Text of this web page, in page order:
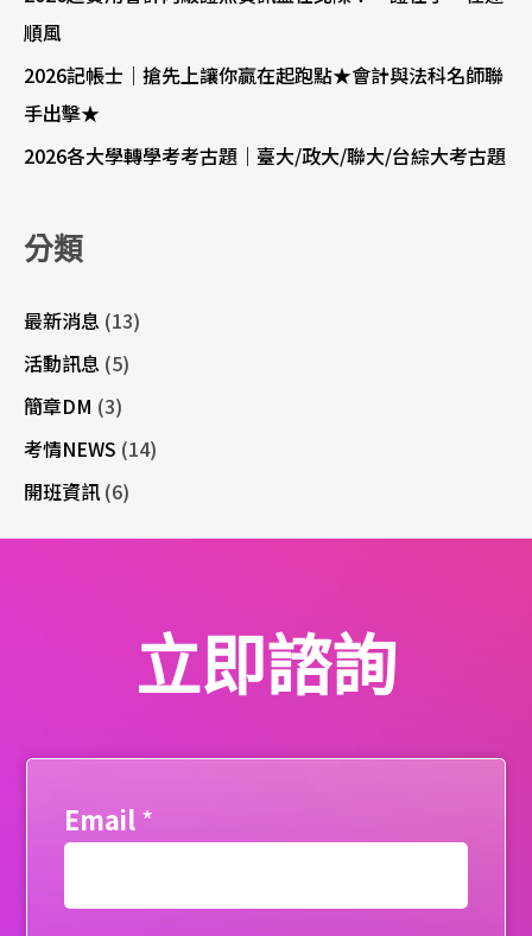
順風
2026記帳士｜搶先上讓你贏在起跑點★會計與法科名師聯
手出擊★
2026各大學轉學考考古題｜臺大/政大/聯大/台綜大考古題
分類
最新消息 (13)
活動訊息 (5)
簡章DM (3)
考情NEWS (14)
開班資訊(6)
立即諮詢
Email*